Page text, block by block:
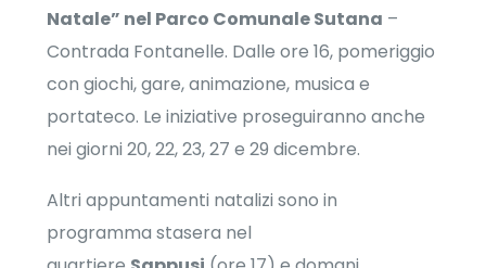
Natale” nel Parco Comunale Sutana –
Contrada Fontanelle. Dalle ore 16, pomeriggio
con giochi, gare, animazione, musica e
portateco. Le iniziative proseguiranno anche
nei giorni 20, 22, 23, 27 e 29 dicembre.
Altri appuntamenti natalizi sono in
programma stasera nel